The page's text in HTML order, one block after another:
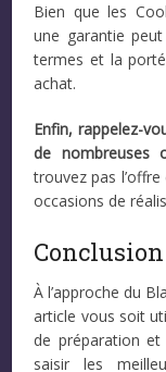
Bien que les
une garantie peut
termes et la
achat.
Enfin, rappelez-
de nombreuses
trouvez pas
occasions de
Conclusion
À l’approche du
article vous soit
de préparation
saisir les